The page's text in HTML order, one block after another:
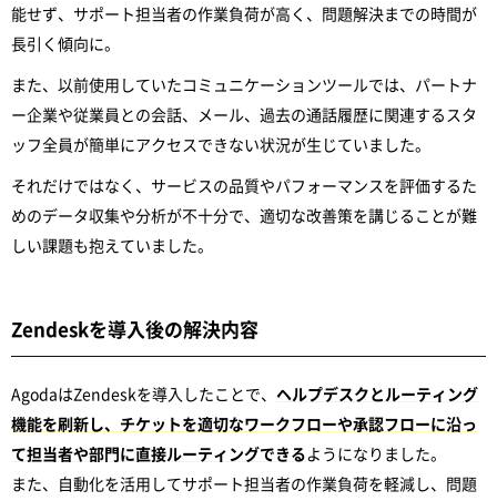
能せず、サポート担当者の作業負荷が高く、問題解決までの時間が
長引く傾向に。
また、以前使用していたコミュニケーションツールでは、パートナ
ー企業や従業員との会話、メール、過去の通話履歴に関連するスタ
ッフ全員が簡単にアクセスできない状況が生じていました。
それだけではなく、サービスの品質やパフォーマンスを評価するた
めのデータ収集や分析が不十分で、適切な改善策を講じることが難
しい課題も抱えていました。
Zendeskを導入後の解決内容
AgodaはZendeskを導入したことで、 ヘルプデスクとルーティング
機能を刷新し、チケットを適切なワークフローや承認フローに沿っ
て担当者や部門に直接ルーティングできるようになりました。
また、自動化を活用してサポート担当者の作業負荷を軽減し、問題